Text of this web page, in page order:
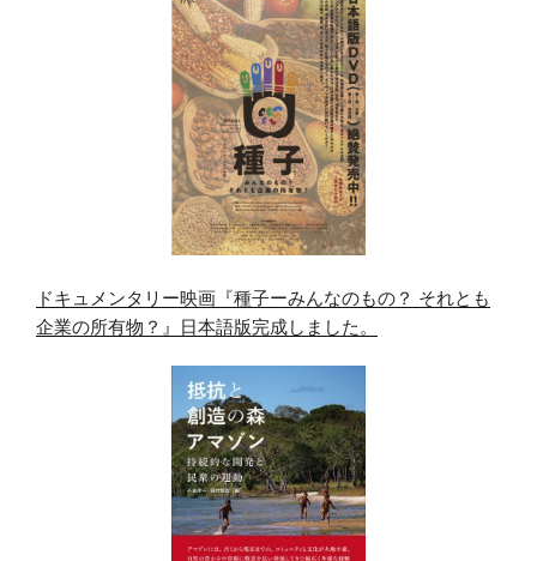
ドキュメンタリー映画『種子ーみんなのもの？ それとも
企業の所有物？』日本語版完成しました。